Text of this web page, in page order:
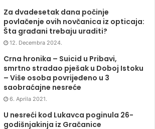
Za dvadesetak dana počinje
povlačenje ovih novčanica iz opticaja:
Šta građani trebaju uraditi?
12. Decembra 2024.
Crna hronika – Suicid u Pribavi,
smrtno stradao pješak u Doboj Istoku
– Više osoba povrijeđeno u 3
saobraćajne nesreće
6. Aprila 2021.
U nesreći kod Lukavca poginula 26-
godišnjakinja iz Gračanice